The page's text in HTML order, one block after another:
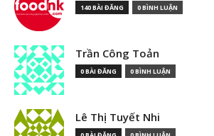
140 BÀI ĐĂNG 0 BÌNH LUẬN
Trần Công Toản
0 BÀI ĐĂNG 0 BÌNH LUẬN
Lê Thị Tuyết Nhi